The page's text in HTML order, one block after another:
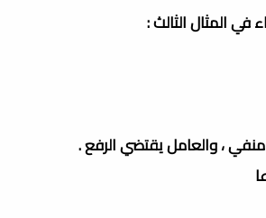
في المثال الثالث :
، والعامل يقتضي الرفع .